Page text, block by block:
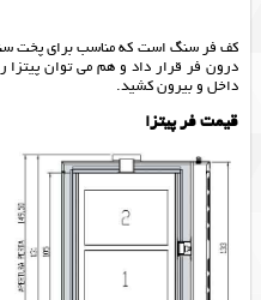
کف فر سنگ است که مناسب برای پخت
درون فر قرار داد و هم می توان
داخل و بیرون کشید.
قیمت فر پیتزا